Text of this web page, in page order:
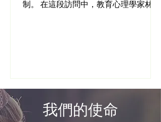
制。 在這段訪問中，教育心理學家林穎
能力、工作記憶、耐性及自我控制。茶
藝活動並不是治療方法，而是一個例
子，說明日常活動也可以成為支持兒童
認知及情緒發展的機會。
​我們的使命